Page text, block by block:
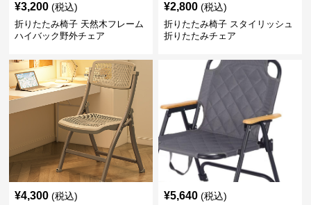
¥3,200 (税込)
折りたたみ椅子 天然木フレーム
ハイバック野外チェア
¥2,800 (税込)
折りたたみ椅子 スタイリッシュ
折りたたみチェア
¥4,300 (税込) ¥5,640 (税込)